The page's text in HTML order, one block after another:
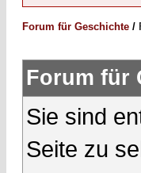
Forum für Geschichte /
Forum für
Sie sind
Seite zu